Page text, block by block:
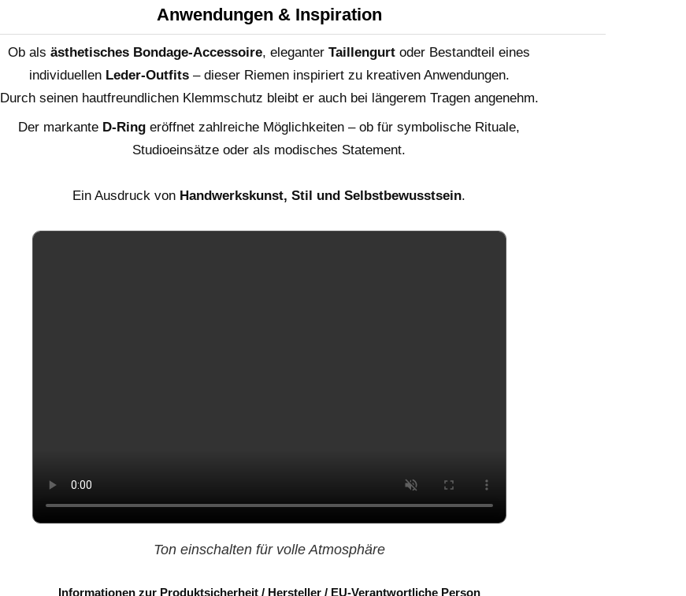
Anwendungen & Inspiration
Ob als ästhetisches Bondage-Accessoire, eleganter Taillengurt oder Bestandteil eines
individuellen Leder-Outfits– dieser Riemen inspiriert zu kreativen Anwendungen.
Durch seinen hautfreundlichen Klemmschutz bleibt er auch bei längerem Tragen angenehm.
Der markante D-Ring eröffnet zahlreiche Möglichkeiten – ob für symbolische Rituale,
Studioeinsätze oder als modisches Statement.
Ein Ausdruck von Handwerkskunst, Stil und Selbstbewusstsein.
Ton einschalten für volle Atmosphäre
Informationen zur Produktsicherheit / Hersteller / EU-Verantwortliche Person